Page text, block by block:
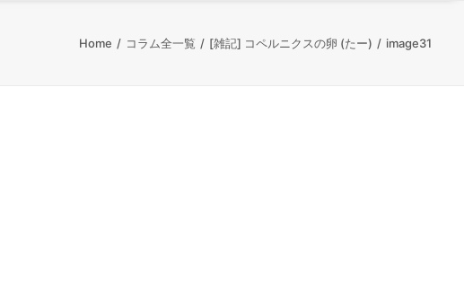
Home コラム全一覧 [雑記] コペルニクスの卵 (たー) image31